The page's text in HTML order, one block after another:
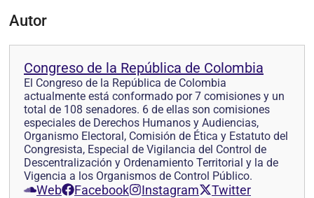
Autor
Congreso de la República de Colombia
El Congreso de la República de Colombia
actualmente está conformado por 7 comisiones y un
total de 108 senadores. 6 de ellas son comisiones
especiales de Derechos Humanos y Audiencias,
Organismo Electoral, Comisión de Ética y Estatuto del
Congresista, Especial de Vigilancia del Control de
Descentralización y Ordenamiento Territorial y la de
Vigencia a los Organismos de Control Público.
Web Facebook Instagram Twitter